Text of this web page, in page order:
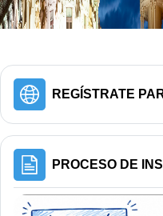
REGÍSTRATE
PROCESO DE